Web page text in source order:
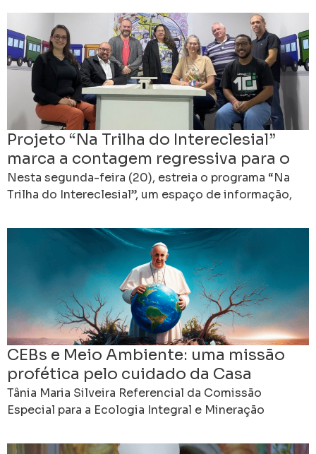
Projeto “Na Trilha do Intereclesial”
marca a contagem regressiva para o
16º Intereclesial das CEBs
Nesta segunda-feira (20), estreia o programa “Na
Trilha do Intereclesial”, um espaço de informação,
preparativos do 16º
CEBs e Meio Ambiente: uma missão
profética pelo cuidado da Casa
Comum
Tânia Maria Silveira Referencial da Comissão
Especial para a Ecologia Integral e Mineração
Eclesiais de Base